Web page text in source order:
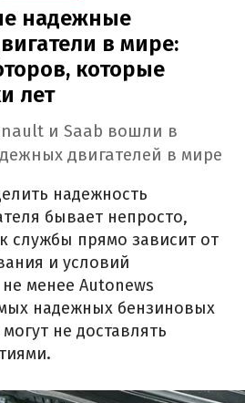
надежные
в мире:
которые
лет
и Saab вошли в
двигателей в мире
надежность
бывает непросто,
службы прямо зависит от
и условий
менее Autonews
надежных бензиновых
не доставлять